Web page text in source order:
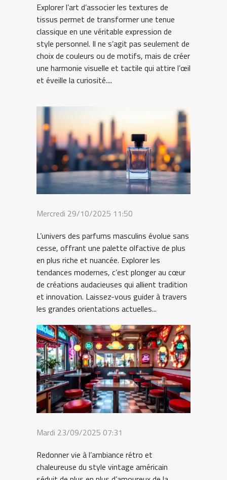
Explorer l’art d’associer les textures de
tissus permet de transformer une tenue
classique en une véritable expression de
style personnel. Il ne s’agit pas seulement de
choix de couleurs ou de motifs, mais de créer
une harmonie visuelle et tactile qui attire l’œil
et éveille la curiosité....
Mercredi 29/10/2025 11:50
L’univers des parfums masculins évolue sans
cesse, offrant une palette olfactive de plus
en plus riche et nuancée. Explorer les
tendances modernes, c’est plonger au cœur
de créations audacieuses qui allient tradition
et innovation. Laissez-vous guider à travers
les grandes orientations actuelles...
Mardi 23/09/2025 07:31
Redonner vie à l’ambiance rétro et
chaleureuse du style vintage américain